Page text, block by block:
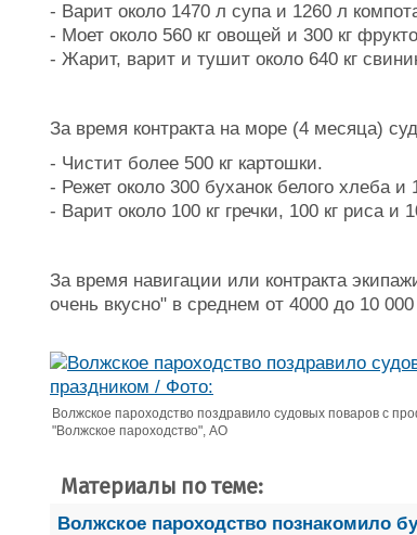
- Варит около 1470 л супа и 1260 л
- Моет около 560 кг овощей и 300 кг
- Жарит, варит и тушит около 640 кг
За время контракта на море (4 месяца)
- Чистит более 500 кг картошки.
- Режет около 300 буханок белого хлеба и
- Варит около 100 кг гречки, 100 кг риса и
За время навигации или контракта
очень вкусно" в среднем от 4000 до 10
Волжское пароходство поздравило судовых поваров с
"Волжское пароходство", АО
Материалы по теме:
Волжское пароходство познакомило